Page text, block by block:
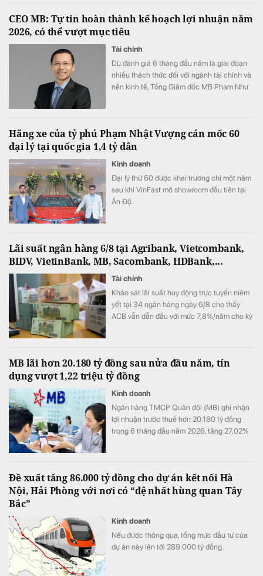
CEO MB: Tự tin hoàn thành kế hoạch lợi nhuận năm
2026, có thể vượt mục tiêu
Tài chính
Dù đánh giá 6 tháng đầu năm là giai đoạn
nhiều thách thức đối với ngành tài chính và
nền kinh tế, Tổng Giám đốc MB Phạm Như
ra.
Hãng xe của tỷ phú Phạm Nhật Vượng cán mốc 60
đại lý tại quốc gia 1,4 tỷ dân
Kinh doanh
Đại lý thứ 60 được khai trương chỉ một năm
sau khi VinFast mở showroom đầu tiên tại
Ấn Độ.
Lãi suất ngân hàng 6/8 tại Agribank, Vietcombank,
BIDV, VietinBank, MB, Sacombank, HDBank,...
Tài chính
Khảo sát lãi suất huy động trực tuyến niêm
yết tại 34 ngân hàng ngày 6/8 cho thấy
ACB vẫn dẫn đầu với mức 7,8%/năm cho kỳ
MB lãi hơn 20.180 tỷ đồng sau nửa đầu năm, tín
dụng vượt 1,22 triệu tỷ đồng
Kinh doanh
Ngân hàng TMCP Quân đội (MB) ghi nhận
lợi nhuận trước thuế hơn 20.180 tỷ đồng
trong 6 tháng đầu năm 2026, tăng 27,02%
1,74 triệu tỷ đồng.
Đề xuất tăng 86.000 tỷ đồng cho dự án kết nối Hà
Nội, Hải Phòng với nơi có “đệ nhất hùng quan Tây
Bắc”
Kinh doanh
Nếu được thông qua, tổng mức đầu tư của
dự án này lên tới 289.000 tỷ đồng.